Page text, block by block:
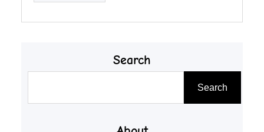
Search
Search